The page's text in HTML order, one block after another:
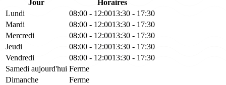
Jour
Horaires
Lundi
08:00 - 12:0013:30 - 17:30
Mardi
08:00 - 12:0013:30 - 17:30
Mercredi
08:00 - 12:0013:30 - 17:30
Jeudi
08:00 - 12:0013:30 - 17:30
Vendredi
08:00 - 12:0013:30 - 17:30
Samedi aujourd'hui Ferme
Dimanche
Ferme